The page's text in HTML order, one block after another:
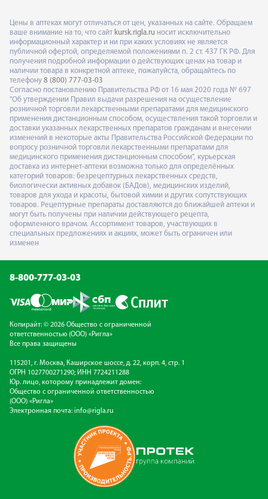
Цены в аптеках могут отличаться от цен, указанных на сайте. Обращаем
ваше внимание на то, что сайт kursk.rigla.ru носит исключительно
информационный характер и ни при каких условиях не является
публичной офертой, определяемой положениями п. 2 ст. 437 ГК РФ. Для
получения подробной информации о действующих ценах на товар и
наличии товара в конкретной аптеке, пожалуйста, обращайтесь по
телефону 8 (800) 777-03-03
Согласно постановлению Правительства РФ от 16 мая 2020 года № 697
"Об утверждении Правил выдачи разрешения на осуществление
розничной торговли лекарственными препаратами для медицинского
применения дистанционным способом, осуществления такой торговли и
доставки указанных лекарственных препаратов гражданам и внесении
изменений в некоторые акты Правительства Российской Федерации по
вопросу розничной торговли лекарственными препаратами для
медицинского применения дистанционным способом", курьерская
доставка из интернет-аптеки возможна только для определённых
категорий товаров: безрецептурных лекарственных средств,
биологически активных добавок (БАДов), медицинских изделий,
товаров для ухода и красоты, бытовой химии и других сопутствующих
товаров. Рецептурные препараты доставляются до ближайшей аптеки и
могут быть получены при наличии действующего рецепта,
оформленного врачом. Ассортимент товаров, участвующих в
специальных предложениях и акциях, может быть ограничен или
изменен
8-800-777-03-03
Копирайт: © 2026 Общество с ограниченной
ответственностью (ООО) «Ригла»
Все права защищены
115201, г. Москва, Каширское шоссе, д. 22, корп. 4, стр. 1
ОГРН 1027700271290; ИНН 7724211288
Юр. лицо, которому принадлежит домен:
Общество с ограниченной ответственностью
(ООО) «Ригла»
Электронная почта: info@rigla.ru